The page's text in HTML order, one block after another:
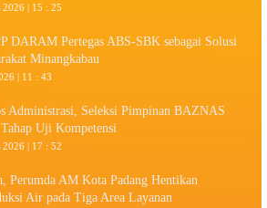
| 15 : 25
DARAM Pertegas ABS-SBK sebagai Solusi
Minangkabau
| 11 : 43
Administrasi, Seleksi Pimpinan BAZNAS
Uji Kompetensi
| 17 : 52
Perumda AM Kota Padang Hentikan
Air pada Tiga Area Layanan